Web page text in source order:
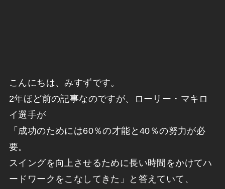
こんにちは、みすずです。
2年ほど前の記事なのですが、ローリー・マキロ
イ選手が
「成功のためには60％の才能と40％の努力が必
要。
スイングを向上させるために長い時間をかけてハ
ードワークをこなしてきた」と答えていて、